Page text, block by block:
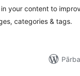
your content to
categories & tags.